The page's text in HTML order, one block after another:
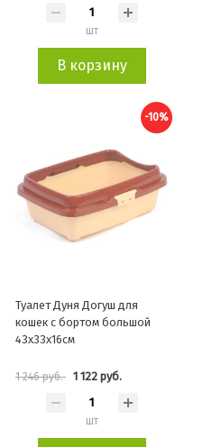
шт
В корзину
-10%
Туалет Дуня Догуш для
кошек с бортом большой
43х33х16см
1 246 руб. 1 122 руб.
шт